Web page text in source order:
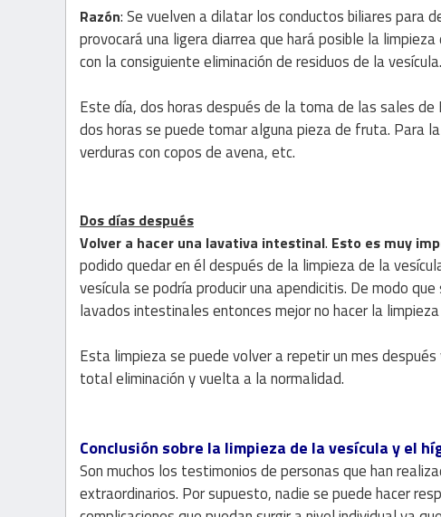
Razón: Se vuelven a dilatar los conductos biliares para
provocará una ligera diarrea que hará posible la
con la consiguiente eliminación de residuos de la vesícula.
Este día, dos horas después de la toma de las sales
dos horas se puede tomar alguna pieza de fruta. Para
verduras con copos de avena, etc.
Dos días después
Volver a hacer una lavativa intestinal. Esto es muy
podido quedar en él después de la limpieza de la
vesícula se podría producir una apendicitis. De modo
lavados intestinales entonces mejor no hacer la
Esta limpieza se puede volver a repetir un mes
total eliminación y vuelta a la normalidad.
Conclusión sobre la limpieza de la vesícula y el
Son muchos los testimonios de personas que han
extraordinarios. Por supuesto, nadie se puede hacer